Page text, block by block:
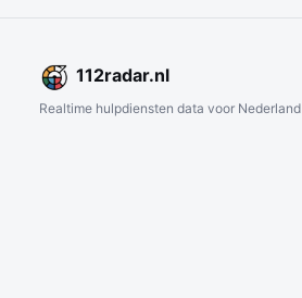
112radar.nl
Realtime hulpdiensten data voor Nederland